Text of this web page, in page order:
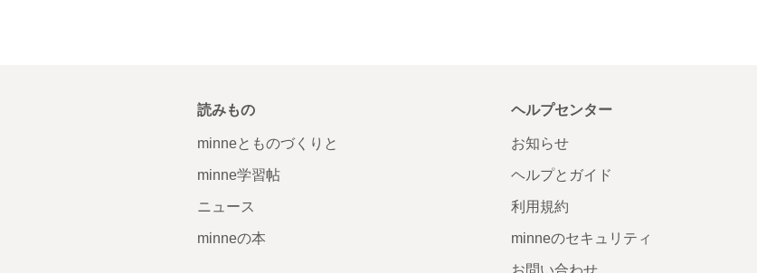
読みもの
minneとものづくりと
minne学習帖
ニュース
minneの本
ヘルプセンター
お知らせ
ヘルプとガイド
利用規約
minneのセキュリティ
お問い合わせ